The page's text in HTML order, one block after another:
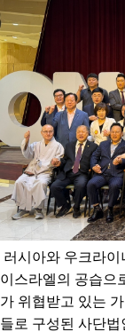
러시아와 우크라
이스라엘의 공습으
가 위협받고 있는 가
들로 구성된 사단